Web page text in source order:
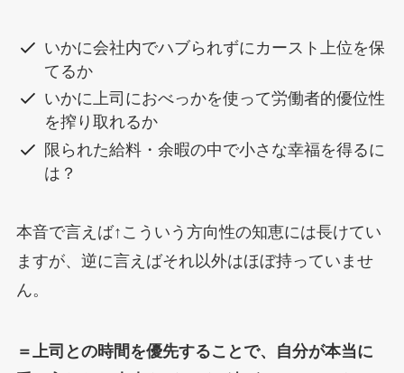
いかに会社内でハブられずにカースト上位を保
てるか
いかに上司におべっかを使って労働者的優位性
を搾り取れるか
限られた給料・余暇の中で小さな幸福を得るに
は？
本音で言えば↑こういう方向性の知恵には長けてい
ますが、逆に言えばそれ以外はほぼ持っていませ
ん。
＝上司との時間を優先することで、自分が本当に